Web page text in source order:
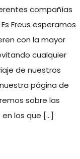
compañías
Freus esperamos
con la mayor
cualquier
de nuestros
página de
sobre las
los que […]